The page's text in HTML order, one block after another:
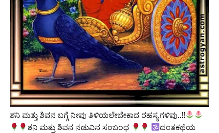
ಶನಿ ಮತ್ತು ಶಿವನ ಬಗ್ಗೆ ನೀವು ತಿಳಿಯಲೇಬೇಕಾದ ರಹಸ್ಯಗಳಿವು..!!
ಶನಿ ಮತ್ತು ಶಿವನ ನಡುವಿನ ಸಂಬಂಧ
ದಂತಕಥೆಯ